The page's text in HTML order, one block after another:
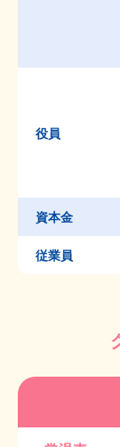
役員
資本金
従業員